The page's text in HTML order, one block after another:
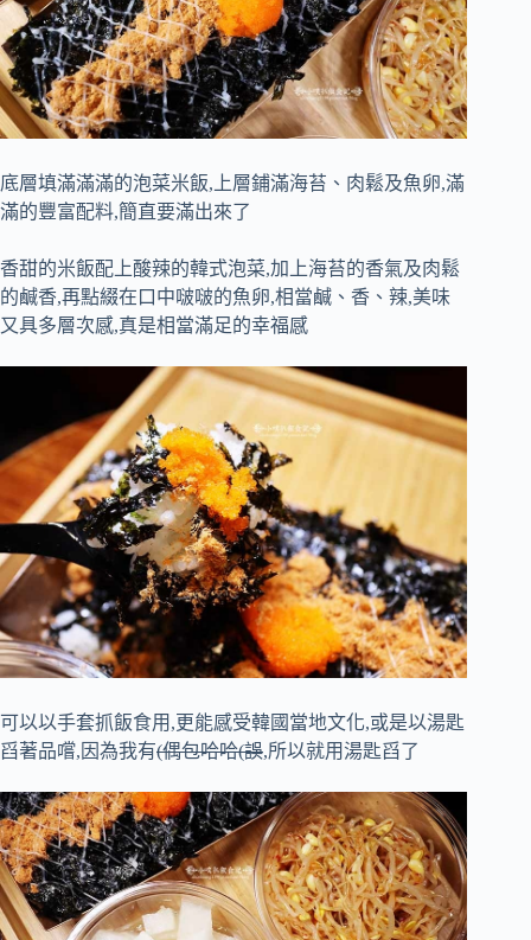
底層填滿滿滿的泡菜米飯,上層鋪滿海苔、肉鬆及魚卵,滿
滿的豐富配料,簡直要滿出來了
香甜的米飯配上酸辣的韓式泡菜,加上海苔的香氣及肉鬆
的鹹香,再點綴在口中啵啵的魚卵,相當鹹、香、辣,美味
又具多層次感,真是相當滿足的幸福感
可以以手套抓飯食用,更能感受韓國當地文化,或是以湯匙
舀著品嚐,因為我有(偶包哈哈(誤,所以就用湯匙舀了